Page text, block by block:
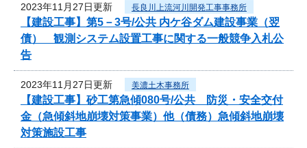
2023年11月27日更新 長良川上流河川開発工事事務所
【建設工事】第5－3号/公共 内ケ谷ダム建設事業（翌
債） 観測システム設置工事に関する一般競争入札公
告
2023年11月27日更新 美濃土木事務所
【建設工事】砂工第急傾080号/公共 防災・安全交付
金（急傾斜地崩壊対策事業）他（債務）急傾斜地崩壊
対策施設工事